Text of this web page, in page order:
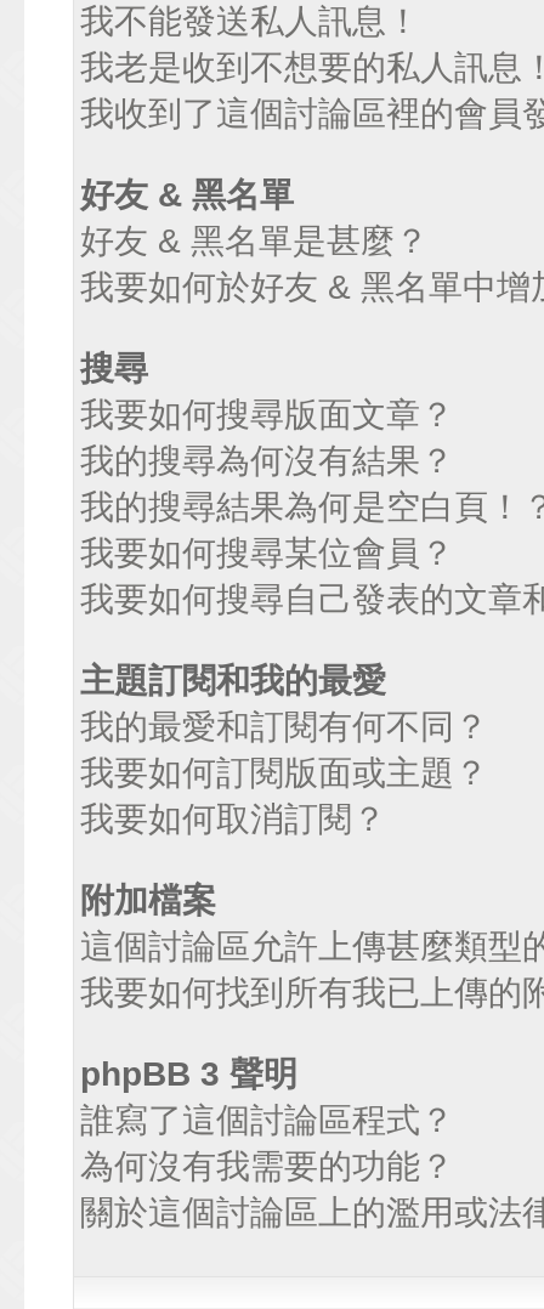
我不能發送私人訊息！
我老是收到不想要的私人訊息
我收到了這個討論區裡的會員
好友 & 黑名單
好友 & 黑名單是甚麼？
我要如何於好友 & 黑名單中增
搜尋
我要如何搜尋版面文章？
我的搜尋為何沒有結果？
我的搜尋結果為何是空白頁！
我要如何搜尋某位會員？
我要如何搜尋自己發表的文章
主題訂閱和我的最愛
我的最愛和訂閱有何不同？
我要如何訂閱版面或主題？
我要如何取消訂閱？
附加檔案
這個討論區允許上傳甚麼類型
我要如何找到所有我已上傳的
phpBB 3 聲明
誰寫了這個討論區程式？
為何沒有我需要的功能？
關於這個討論區上的濫用或法